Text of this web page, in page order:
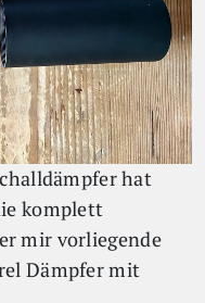
hat
komplett
mir vorliegende
Dämpfer mit